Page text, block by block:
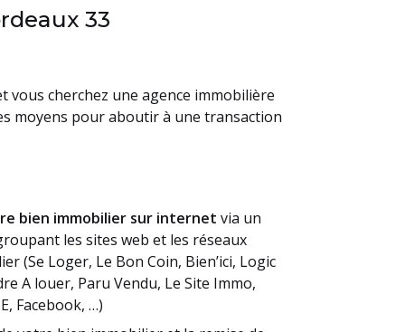
33
cherchez une agence immobilière
moyens pour aboutir à une transaction
bien immobilier sur internet via un
les sites web et les réseaux
(Se Loger, Le Bon Coin, Bien’ici, Logic
A louer, Paru Vendu, Le Site Immo,
Facebook, …)